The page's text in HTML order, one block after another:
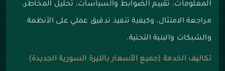
المعلومات، تقييم الضوابط والسياسات، تحليل المخاطر،
مراجعة الامتثال، وكيفية تنفيذ تدقيق عملي على الأنظمة
والشبكات والبنية التحتية.
تكاليف الخدمة (جميع الأسعار بالليرة السورية الجديدة)